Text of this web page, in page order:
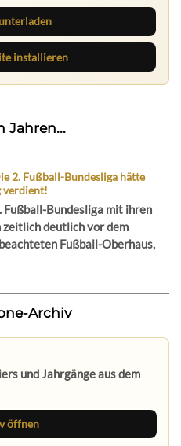
installieren
Jahren...
2. Fußball-Bundesliga hätte
verdient!
Bundesliga mit ihren
deutlich vor dem
Fußball-Oberhaus,
Archiv
und Jahrgänge aus dem
öffnen